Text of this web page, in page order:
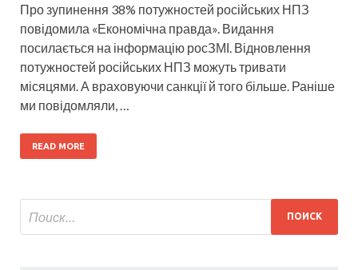
Про зупинення 38% потужностей російських НПЗ
повідомила «Економічна правда». Видання
посилається на інформацію росЗМІ. Відновлення
потужностей російських НПЗ можуть тривати
місяцями. А враховуючи санкції й того більше. Раніше
ми повідомляли, …
READ MORE